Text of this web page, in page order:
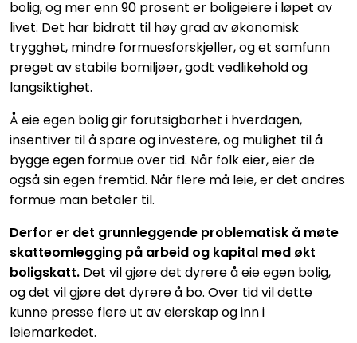
bolig, og mer enn 90 prosent er boligeiere i løpet av
livet. Det har bidratt til høy grad av økonomisk
trygghet, mindre formuesforskjeller, og et samfunn
preget av stabile bomiljøer, godt vedlikehold og
langsiktighet.
Å eie egen bolig gir forutsigbarhet i hverdagen,
insentiver til å spare og investere, og mulighet til å
bygge egen formue over tid. Når folk eier, eier de
også sin egen fremtid. Når flere må leie, er det andres
formue man betaler til.
Derfor er det grunnleggende problematisk å møte
skatteomlegging på arbeid og kapital med økt
boligskatt. Det vil gjøre det dyrere å eie egen bolig,
og det vil gjøre det dyrere å bo. Over tid vil dette
kunne presse flere ut av eierskap og inn i
leiemarkedet.